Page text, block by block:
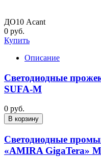
ДО10 Acant
0 руб.
Купить
Описание
Светодиодные
SUFA-M
0 руб.
В корзину
Светодиодные
«AMIRA GigaTera»